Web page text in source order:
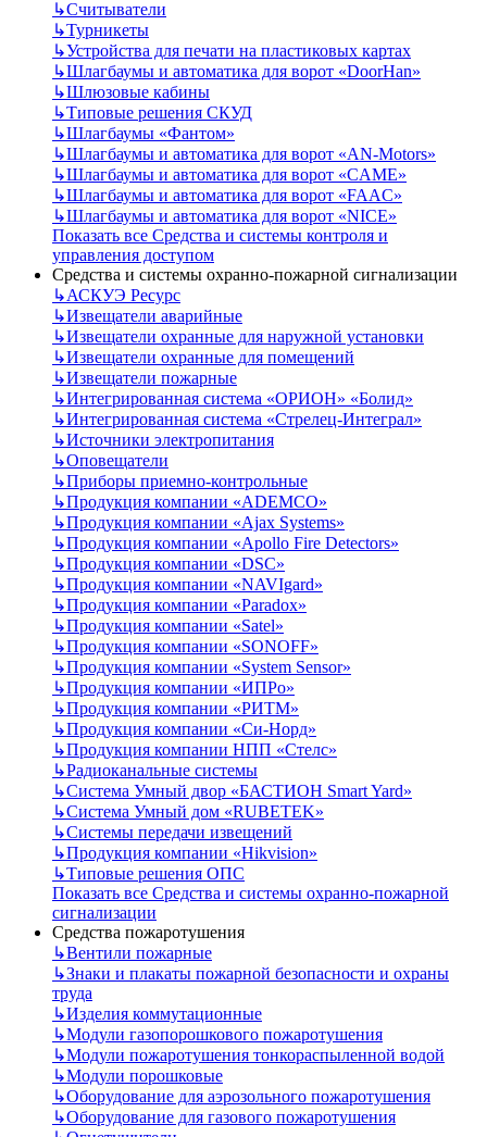
↳Считыватели
↳Турникеты
↳Устройства для печати на пластиковых картах
↳Шлагбаумы и автоматика для ворот «DoorHan»
↳Шлюзовые кабины
↳Типовые решения СКУД
↳Шлагбаумы «Фантом»
↳Шлагбаумы и автоматика для ворот «AN-Motors»
↳Шлагбаумы и автоматика для ворот «CAME»
↳Шлагбаумы и автоматика для ворот «FAAC»
↳Шлагбаумы и автоматика для ворот «NICE»
Показать все Средства и системы контроля и
управления доступом
Средства и системы охранно-пожарной сигнализации
↳АСКУЭ Ресурс
↳Извещатели аварийные
↳Извещатели охранные для наружной установки
↳Извещатели охранные для помещений
↳Извещатели пожарные
↳Интегрированная система «ОРИОН» «Болид»
↳Интегрированная система «Стрелец-Интеграл»
↳Источники электропитания
↳Оповещатели
↳Приборы приемно-контрольные
↳Продукция компании «ADEMCO»
↳Продукция компании «Ajax Systems»
↳Продукция компании «Apollo Fire Detectors»
↳Продукция компании «DSC»
↳Продукция компании «NAVIgard»
↳Продукция компании «Paradox»
↳Продукция компании «Satel»
↳Продукция компании «SONOFF»
↳Продукция компании «System Sensor»
↳Продукция компании «ИПРо»
↳Продукция компании «РИТМ»
↳Продукция компании «Си-Норд»
↳Продукция компании НПП «Стелс»
↳Радиоканальные системы
↳Система Умный двор «БАСТИОН Smart Yard»
↳Система Умный дом «RUBETEK»
↳Системы передачи извещений
↳Продукция компании «Hikvision»
↳Типовые решения ОПС
Показать все Средства и системы охранно-пожарной
сигнализации
Средства пожаротушения
↳Вентили пожарные
↳Знаки и плакаты пожарной безопасности и охраны
труда
↳Изделия коммутационные
↳Модули газопорошкового пожаротушения
↳Модули пожаротушения тонкораспыленной водой
↳Модули порошковые
↳Оборудование для аэрозольного пожаротушения
↳Оборудование для газового пожаротушения